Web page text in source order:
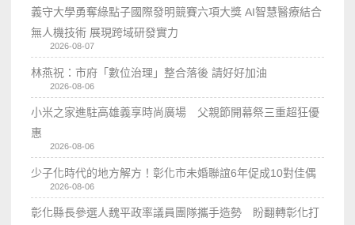
義守大學勇奪綠點子國際發明競賽六項大獎 AI智慧醫療結合
無人機技術 展現跨域研發實力
2026-08-07
林燕祝：市府「數位治理」整合落後 請好好加油
2026-08-06
小米之家進駐高雄義享時尚廣場 父親節開幕祭三重超狂優
惠
2026-08-06
少子化時代的地方解方！彰化市未婚聯誼6年促成10對佳偶
2026-08-06
彰化縣長參選人魏平政率議員團隊攜手造勢 盼翻轉彰化打